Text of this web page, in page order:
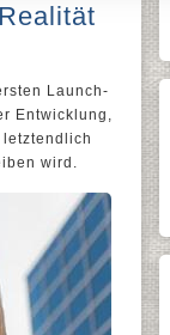
Launch-
Entwicklung,
wird.